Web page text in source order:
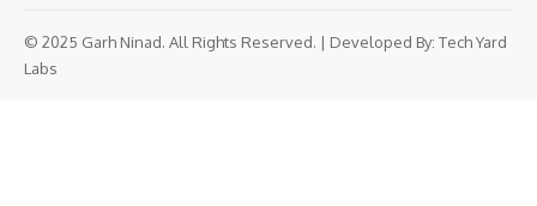
© 2025 Garh Ninad. All Rights Reserved. | Developed By: Tech Yard
Labs